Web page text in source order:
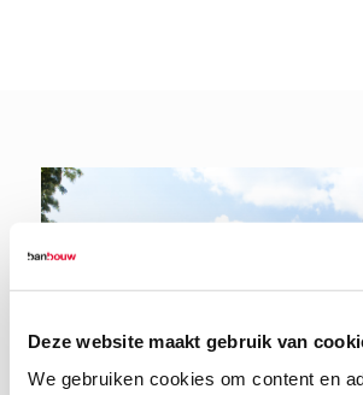
Deze website maakt gebruik van
We gebruiken cookies om content en